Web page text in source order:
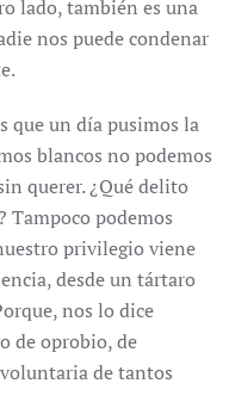
lado, también es una
nos puede condenar
que un día pusimos la
blancos no podemos
querer. ¿Qué delito
Tampoco podemos
privilegio viene
desde un tártaro
nos lo dice
de oprobio, de
de tantos